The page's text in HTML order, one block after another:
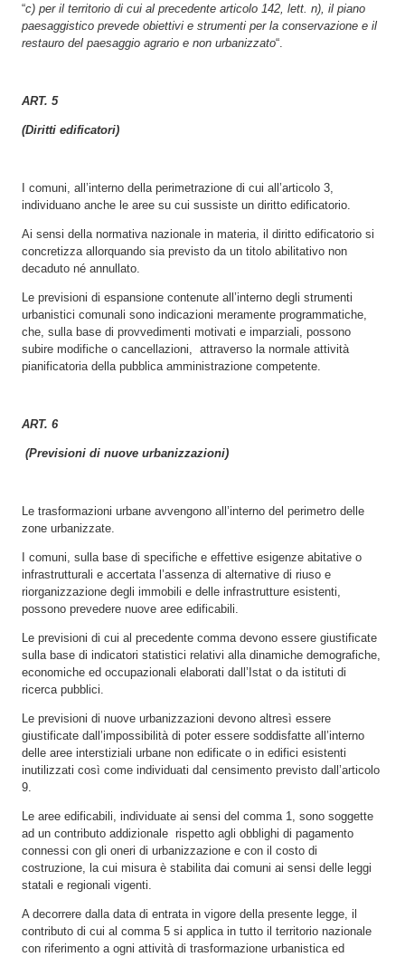
“c) per il territorio di cui al precedente articolo 142, lett. n), il piano
paesaggistico prevede obiettivi e strumenti per la conservazione e il
restauro del paesaggio agrario e non urbanizzato“.
ART. 5
(Diritti edificatori)
I comuni, all’interno della perimetrazione di cui all’articolo 3,
individuano anche le aree su cui sussiste un diritto edificatorio.
Ai sensi della normativa nazionale in materia, il diritto edificatorio si
concretizza allorquando sia previsto da un titolo abilitativo non
decaduto né annullato.
Le previsioni di espansione contenute all’interno degli strumenti
urbanistici comunali sono indicazioni meramente programmatiche,
che, sulla base di provvedimenti motivati e imparziali, possono
subire modifiche o cancellazioni, attraverso la normale attività
pianificatoria della pubblica amministrazione competente.
ART. 6
(Previsioni di nuove urbanizzazioni)
Le trasformazioni urbane avvengono all’interno del perimetro delle
zone urbanizzate.
I comuni, sulla base di specifiche e effettive esigenze abitative o
infrastrutturali e accertata l’assenza di alternative di riuso e
riorganizzazione degli immobili e delle infrastrutture esistenti,
possono prevedere nuove aree edificabili.
Le previsioni di cui al precedente comma devono essere giustificate
sulla base di indicatori statistici relativi alla dinamiche demografiche,
economiche ed occupazionali elaborati dall’Istat o da istituti di
ricerca pubblici.
Le previsioni di nuove urbanizzazioni devono altresì essere
giustificate dall’impossibilità di poter essere soddisfatte all’interno
delle aree interstiziali urbane non edificate o in edifici esistenti
inutilizzati così come individuati dal censimento previsto dall’articolo
9.
Le aree edificabili, individuate ai sensi del comma 1, sono soggette
ad un contributo addizionale rispetto agli obblighi di pagamento
connessi con gli oneri di urbanizzazione e con il costo di
costruzione, la cui misura è stabilita dai comuni ai sensi delle leggi
statali e regionali vigenti.
A decorrere dalla data di entrata in vigore della presente legge, il
contributo di cui al comma 5 si applica in tutto il territorio nazionale
con riferimento a ogni attività di trasformazione urbanistica ed